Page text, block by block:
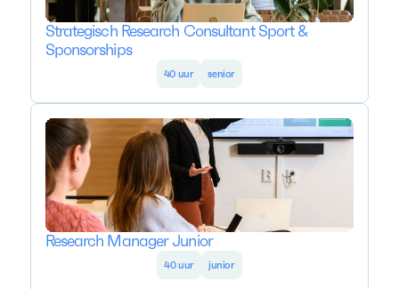
Strategisch Research Consultant Sport &
Sponsorships
40 uur senior
Research Manager Junior
40 uur junior